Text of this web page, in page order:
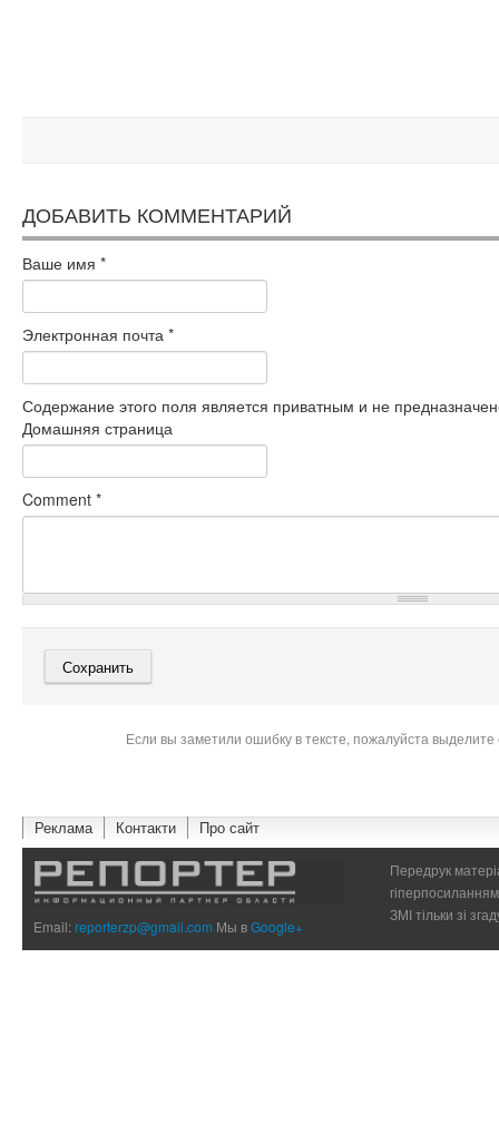
ДОБАВИТЬ КОММЕНТАРИЙ
Ваше имя *
Электронная почта *
Содержание этого поля является приватным и не
Домашняя страница
Comment *
Если вы заметили ошибку в тексте, пожалуйста
Реклама Контакти Про сайт
Email:reporterzp@gmail.com Мы вGoogle+
Передрук
ЗМІ тільки зі